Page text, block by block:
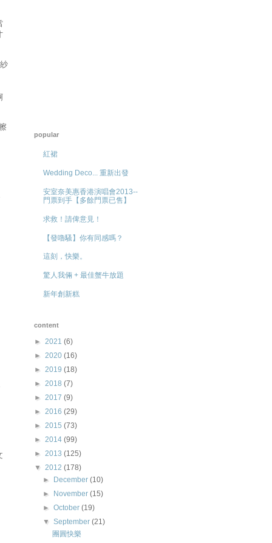
popular
紅裙
Wedding Deco... 重新出發
安室奈美惠香港演唱會2013--
門票到手【多餘門票已售】
求救！請俾意見！
【發嚕騷】你有同感嗎？
這刻，快樂。
驚人我倆 + 最佳蟹牛放題
新年創新糕
content
► 2021 (6)
► 2020 (16)
► 2019 (18)
► 2018 (7)
► 2017 (9)
► 2016 (29)
► 2015 (73)
► 2014 (99)
► 2013 (125)
▼ 2012 (178)
►
December(10)
►
November(15)
►October(19)
▼September(21)
團圓快樂